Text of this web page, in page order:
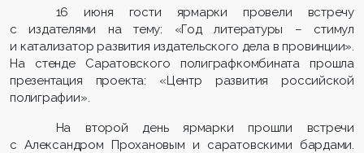
16 июня гости ярмарки провели встречу
с издателями на тему: «Год литературы – стимул
и катализатор развития издательского дела в провинции».
На стенде Саратовского полиграфкомбината прошла
презентация проекта: «Центр развития российской
полиграфии».
На второй день ярмарки прошли встречи
с Александром Прохановым и саратовскими бардами.